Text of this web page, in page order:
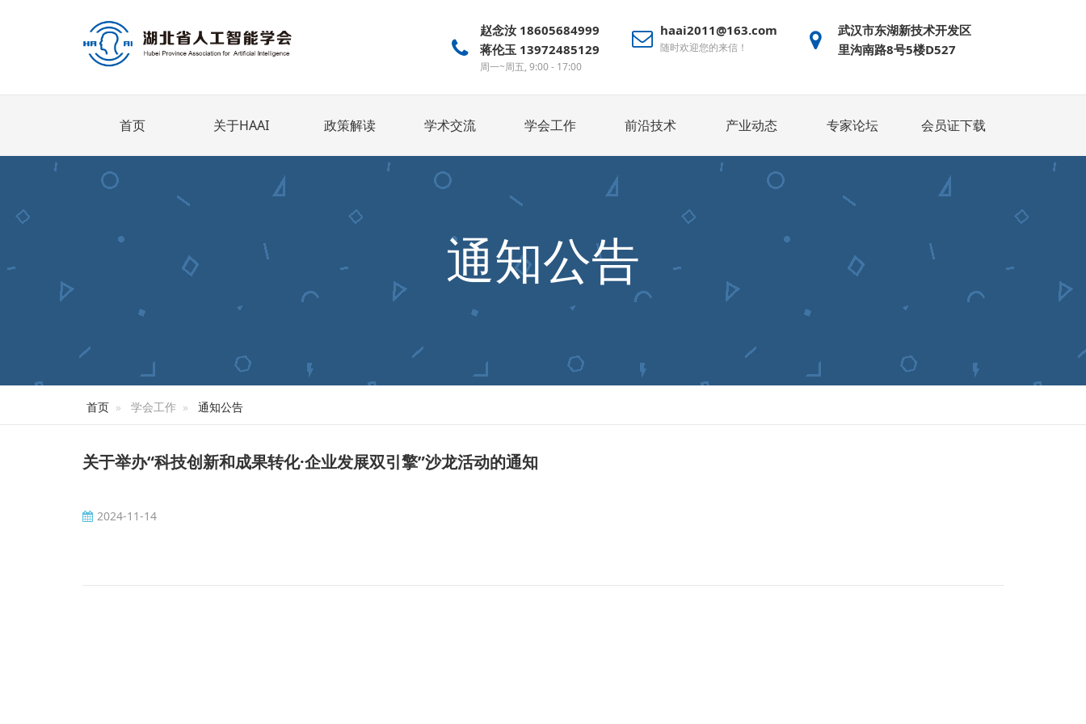
赵念汝 18605684999
蒋伦玉 13972485129
周一~周五, 9:00 - 17:00
haai2011@163.com
随时欢迎您的来信！
武汉市东湖新技术开发区
里沟南路8号5楼D527
首页 关于HAAI 政策解读 学术交流 学会工作 前沿技术 产业动态 专家论坛 会员证下载
通知公告
首页 学会工作 通知公告
关于举办“科技创新和成果转化·企业发展双引擎”沙龙活动的通知
2024-11-14